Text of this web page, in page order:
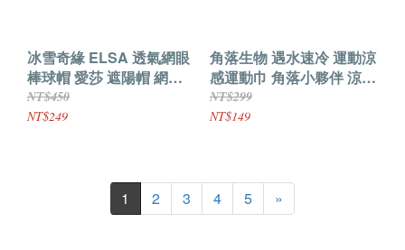
冰雪奇緣 ELSA 透氣網眼
棒球帽 愛莎 遮陽帽 網帽
迪士尼正版授權
NT$450
NT$249
角落生物 遇水速冷 運動涼
感運動巾 角落小夥伴 涼感
毛巾 冰涼巾 日本正版授權
NT$299
NT$149
1 2 3 4 5 »